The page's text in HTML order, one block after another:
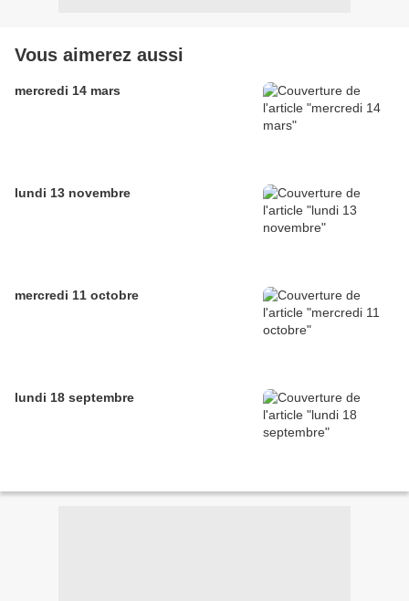
Vous aimerez aussi
mercredi 14 mars
lundi 13 novembre
mercredi 11 octobre
lundi 18 septembre